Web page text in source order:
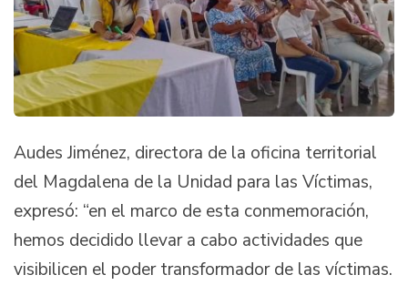
Audes Jiménez, directora de la oficina territorial
del Magdalena de la Unidad para las Víctimas,
expresó: “en el marco de esta conmemoración,
hemos decidido llevar a cabo actividades que
visibilicen el poder transformador de las víctimas.